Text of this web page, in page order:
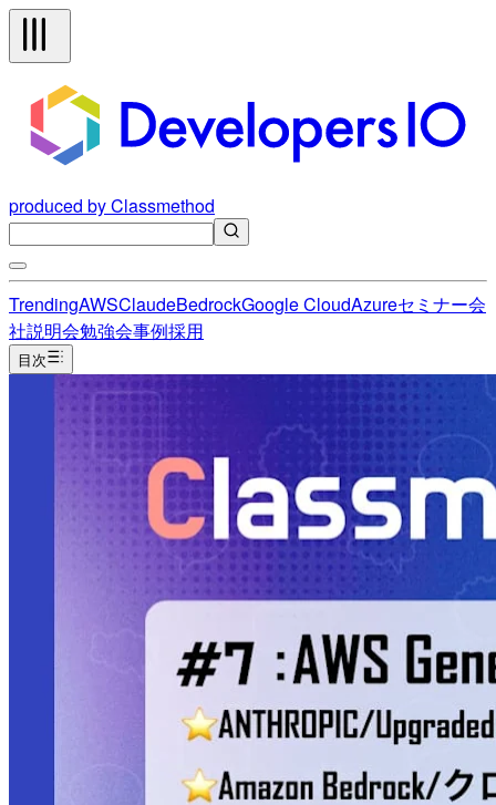
produced by Classmethod
TrendingAWSClaudeBedrockGoogle CloudAzureセミナー会
社説明会勉強会事例採用
目次